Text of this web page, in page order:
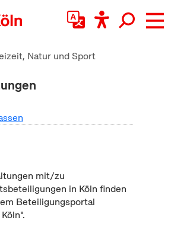
Natur und Sport
mit/zu
in Köln finden
Beteiligungsportal